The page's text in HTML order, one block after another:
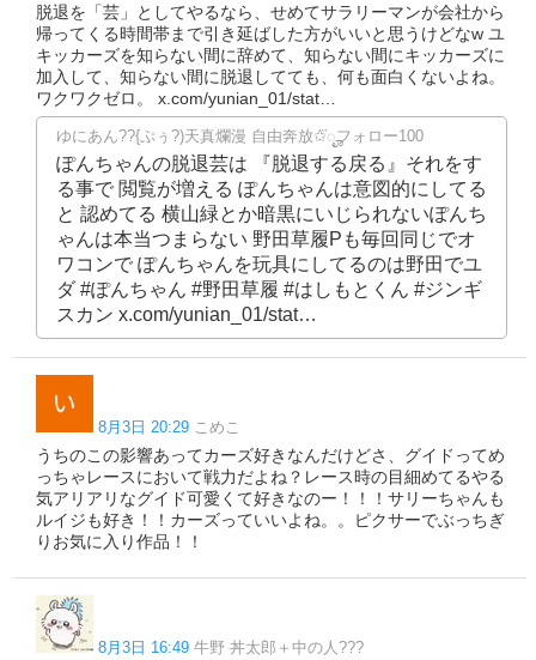
脱退を「芸」としてやるなら、せめてサラリーマンが会社から
帰ってくる時間帯まで引き延ばした方がいいと思うけどなw ユ
キッカーズを知らない間に辞めて、知らない間にキッカーズに
加入して、知らない間に脱退してても、何も面白くないよね。
ワクワクゼロ。 x.com/yunian_01/stat…
ゆにあん??{ぷぅ?)天真爛漫 自由奔放✩⃛ೄフォロー100
ぽんちゃんの脱退芸は 『脱退する戻る』それをす
る事で 閲覧が増える ぽんちゃんは意図的にしてる
と 認めてる 横山緑とか暗黒にいじられないぽんち
ゃんは本当つまらない 野田草履Pも毎回同じでオ
ワコンで ぽんちゃんを玩具にしてるのは野田でユ
ダ #ぽんちゃん #野田草履 #はしもとくん #ジンギ
スカン x.com/yunian_01/stat…
8月3日 20:29 こめこ
うちのこの影響あってカーズ好きなんだけどさ、グイドってめ
っちゃレースにおいて戦力だよね？レース時の目細めてるやる
気アリアリなグイド可愛くて好きなのー！！！サリーちゃんも
ルイジも好き！！カーズっていいよね。。ピクサーでぶっちぎ
りお気に入り作品！！
8月3日 16:49 牛野 丼太郎＋中の人???